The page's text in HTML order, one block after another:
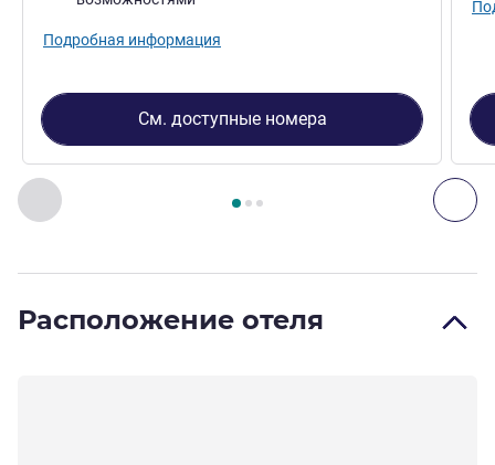
Назад - Номер
Страница , Номер 1 : Номер Standard с одной
Подробная информация
См. доступные номера
Расположение отеля